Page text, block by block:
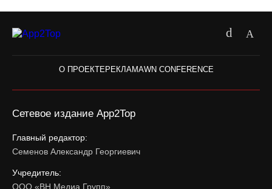
О ПРОЕКТЕРЕКЛАМАWN CONFERENCE
Сетевое издание App2Top
Главный редактор:
Семенов Александр Георгиевич
Учредитель:
ООО «ВН Медиа Групп»